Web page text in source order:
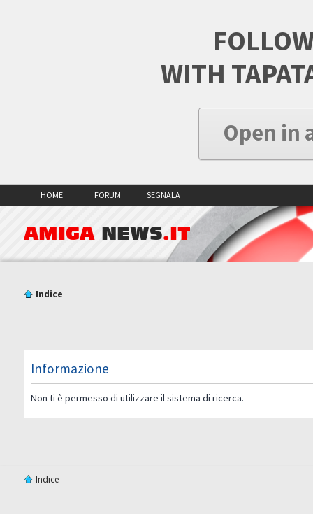
WITH
Open in
HOME FORUM SEGNALA
AMIGA NEWS.IT
Indice
Informazione
Non ti è permesso di utilizzare il sistema di ricerca.
Indice